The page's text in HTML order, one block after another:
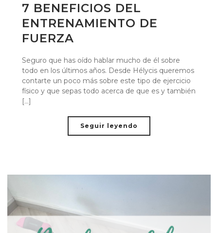
7 BENEFICIOS DEL
ENTRENAMIENTO DE
FUERZA
Seguro que has oído hablar mucho de él sobre
todo en los últimos años. Desde Hélycis queremos
contarte un poco más sobre este tipo de ejercicio
físico y que sepas todo acerca de que es y también
[...]
Seguir leyendo